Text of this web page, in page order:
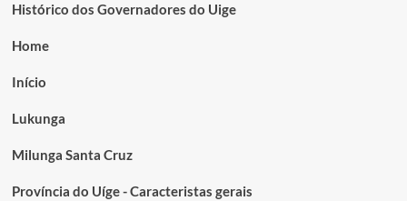
Histórico dos Governadores do Uige
Home
Início
Lukunga
Milunga Santa Cruz
Província do Uíge - Caracteristas gerais